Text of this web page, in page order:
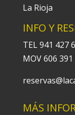
La Rioja
INFO Y
TEL 941 427
MOV 606
MÁS